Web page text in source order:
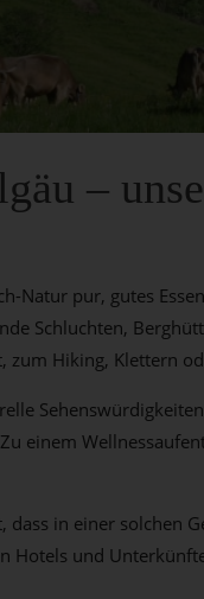
–
Natur pur, gutes
Schluchten,
zum Hiking, Klettern
einem
dass in einer solchen
Hotels und